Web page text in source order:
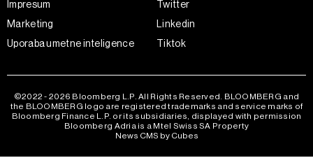
Impresum
Marketing
Uporaba umetne inteligence
Twitter
Linkedin
Tiktok
©2022 - 2026 Bloomberg L.P. All Rights Reserved. BLOOMBERG and
the BLOOMBERG logo are registered trademarks and service marks of
Bloomberg Finance L.P. or its subsidiaries, displayed with permission
Bloomberg Adria is a Mtel Swiss SA Property
News CMS by Cubes